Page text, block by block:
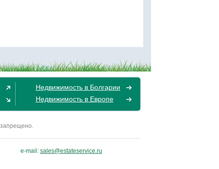
Недвижимость в Болгарии
Недвижимость в Европе
e-mail: sales@estateservice.ru